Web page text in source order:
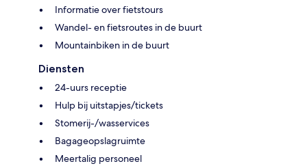
Informatie over fietstours
Wandel- en fietsroutes in de buurt
Mountainbiken in de buurt
Diensten
24-uurs receptie
Hulp bij uitstapjes/tickets
Stomerij-/wasservices
Bagageopslagruimte
Meertalig personeel